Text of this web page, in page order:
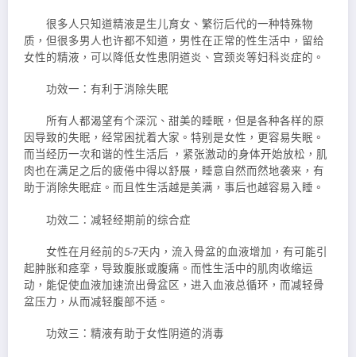
很多人只知道精液是生儿育女、繁衍后代的一种特殊物
质，但很多男人也许都不知道，男性在正常的性生活中，留给
女性的精液，可以降低女性患阴道炎、宫颈炎等妇科炎症的。
功效一：有利于消除失眠
所有人都渴望有个深沉、甜美的睡眠，但是各种各样的原
因导致的失眠，经常困扰着大家。特别是女性，更容易失眠。
而当经历一次和谐的性生活后 ，紧张激动的身体开始放松，肌
肉也在满足之后的疲倦中得以舒展，睡意自然而然地袭来，有
助于消除失眠症。而且性生活越是美满，事后也越容易入睡。
功效二：减轻经期前的综合症
女性在月经前的5-7天内，流入骨盆的血液增加，有可能引
起肿胀和痉挛，导致腹胀或腹痛。而性生活中的肌肉收缩运
动，能促使血液加速流出骨盆区，进入血液总循环，而减轻骨
盆压力，从而减轻腹部不适。
功效三：精液有助于女性阴道的消毒